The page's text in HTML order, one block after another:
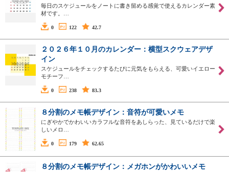
毎日のスケジュールをノートに書き留める感覚で使えるカレンダー素
材です。…
0 122 42.7
２０２６年１０月のカレンダー：横型スクウェアデザ
イン
スケジュールをチェックするたびに元気をもらえる、可愛いイエロー
モチーフ…
0 238 83.3
８分割のメモ帳デザイン：音符が可愛いメモ
にぎやかでかわいいカラフルな音符をあしらった、見ているだけで楽
しいメロ…
0 179 62.65
８分割のメモ帳デザイン：メガホンがかわいいメモ